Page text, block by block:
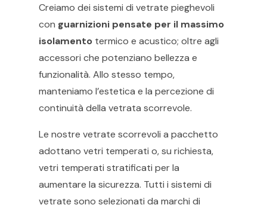
Creiamo dei sistemi di vetrate pieghevoli
con guarnizioni pensate per il massimo
isolamento termico e acustico; oltre agli
accessori che potenziano bellezza e
funzionalità. Allo stesso tempo,
manteniamo l’estetica e la percezione di
continuità della vetrata scorrevole.
Le nostre vetrate scorrevoli a pacchetto
adottano vetri temperati o, su richiesta,
vetri temperati stratificati per la
aumentare la sicurezza. Tutti i sistemi di
vetrate sono selezionati da marchi di